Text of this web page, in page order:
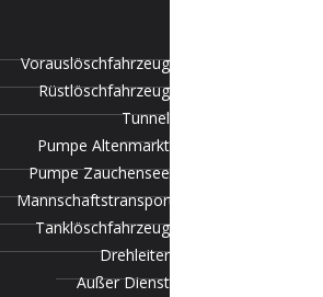
Vorauslöschfahrzeug
Rüstlöschfahrzeug
Tunnel
Pumpe Altenmarkt
Pumpe Zauchensee
Mannschaftstransportfahrzeug
Tanklöschfahrzeug
Drehleiter
Außer Dienst